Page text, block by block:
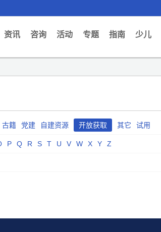
资讯 咨询 活动 专题 指南 少儿
古籍 党建 自建资源 开放获取 其它 试用
P Q R S T U V W X Y Z